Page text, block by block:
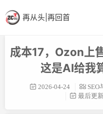
再从头|再回首
成本17，Ozon上
这是AI给我
2026-04-24 SEO
最后更